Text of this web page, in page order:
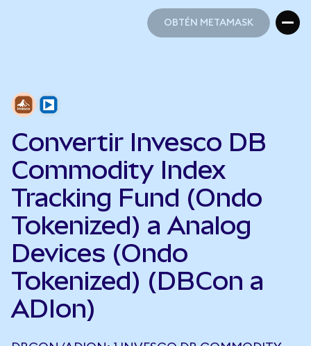
OBTÉN METAMASK
Convertir Invesco DB
Commodity Index
Tracking Fund (Ondo
Tokenized) a Analog
Devices (Ondo
Tokenized) (DBCon a
ADIon)